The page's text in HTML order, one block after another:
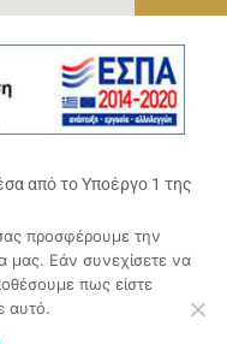
από το Υποέργο 1 της
του
5045300),
Ελλάδα 2014-2020».
Ένωση (Ευρωπαϊκό
προσφέρουμε την
μας. Εάν συνεχίσετε να
πως είστε
αυτό.